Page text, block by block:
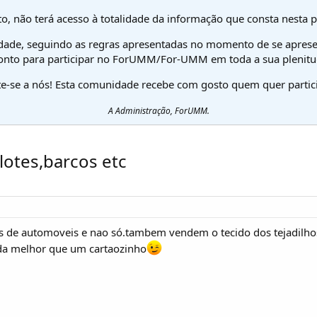
não terá acesso à totalidade da informação que consta nesta
seguindo as regras apresentadas no momento de se
para participar no ForUMM/For-UMM em toda a sua
se a nós! Esta comunidade recebe com gosto quem quer
A Administração, ForUMM.
etc
de automoveis e nao só.tambem vendem o tecido dos
melhor que um cartaozinho